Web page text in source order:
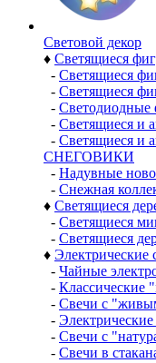
Световой декор
♦ Светящиеся
- Светящиеся
- Светящиеся
- Светодиодные
- Светящиеся
- Светящиеся
СНЕГОВИКИ
- Надувные
- Снежная
♦ Светящиеся
- Светящиеся
- Светящиеся
♦ Электрические
- Чайные
- Классические
- Свечи с
-
- Свечи с
- Свечи в